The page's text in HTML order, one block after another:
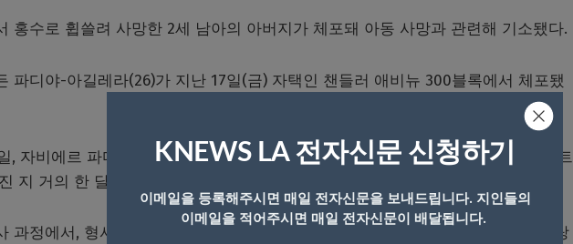
홍수로 휩쓸려 사망한 2세 남아의 아버지가 체포돼 아동 사망과 관련해 기소됐다.
파디야-아길레라(26)가 지난 17일(금) 자택인 챈들러 애비뉴 300블록에서 체포됐
, 자비에르 파디야-아길레라 주니어와 그의 아버지가 24000 웨스트 메인 스트리트
지 거의 한 달 만에 이뤄졌다. 자비에르의 시신은 다음 날 발견됐다.
과정에서, 형사들은 목격자들과 인터뷰하고 증거를 수집했다. 확보된 증거를 바탕
KNEWS LA 전자신문 신청하기
이메일을 등록해주시면 매일 전자신문을 보내드립니다. 지인들의
이메일을 적어주시면 매일 전자신문이 배달됩니다.